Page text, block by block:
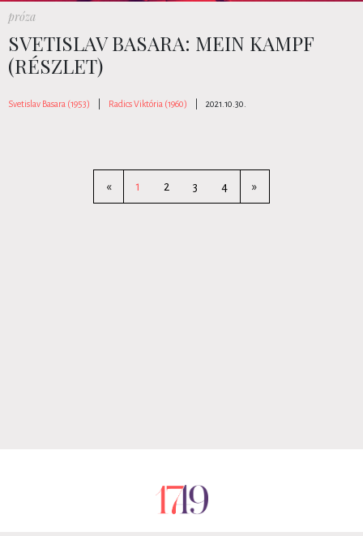
próza
SVETISLAV BASARA: MEIN KAMPF
(RÉSZLET)
Svetislav Basara (1953) Radics Viktória (1960) 2021.10.30.
« 1 2 3 4 »